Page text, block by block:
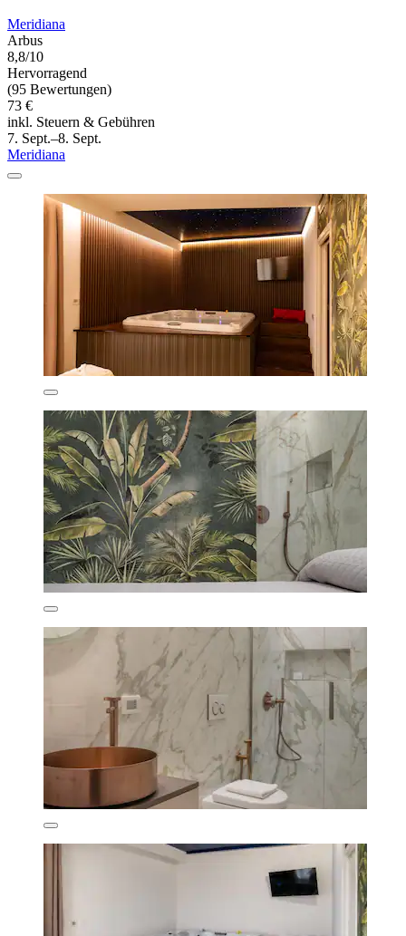
Meridiana
Arbus
8,8/10
Hervorragend
(95 Bewertungen)
73 €
inkl. Steuern & Gebühren
7. Sept.–8. Sept.
Meridiana